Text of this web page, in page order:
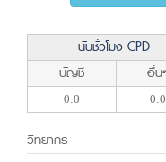
นับชั่วโมง CPD
บัญชี
อื่น
0:0 0:0
วิทยากร